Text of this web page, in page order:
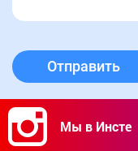
Отправить
Мы в Инсте